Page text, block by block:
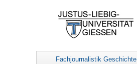
Fachjournalistik Geschichte